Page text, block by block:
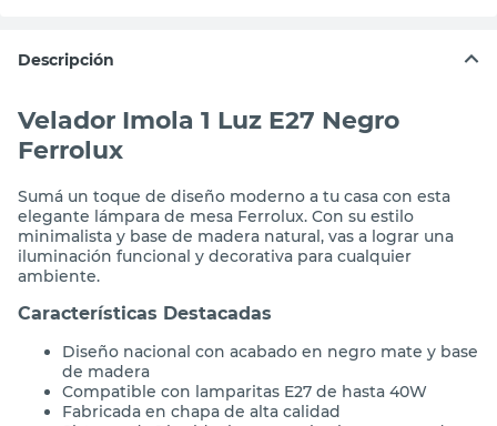
Descripción
Velador Imola 1 Luz E27 Negro
Ferrolux
Sumá un toque de diseño moderno a tu casa con esta
elegante lámpara de mesa Ferrolux. Con su estilo
minimalista y base de madera natural, vas a lograr una
iluminación funcional y decorativa para cualquier
ambiente.
Características Destacadas
Diseño nacional con acabado en negro mate y base
de madera
Compatible con lamparitas E27 de hasta 40W
Fabricada en chapa de alta calidad